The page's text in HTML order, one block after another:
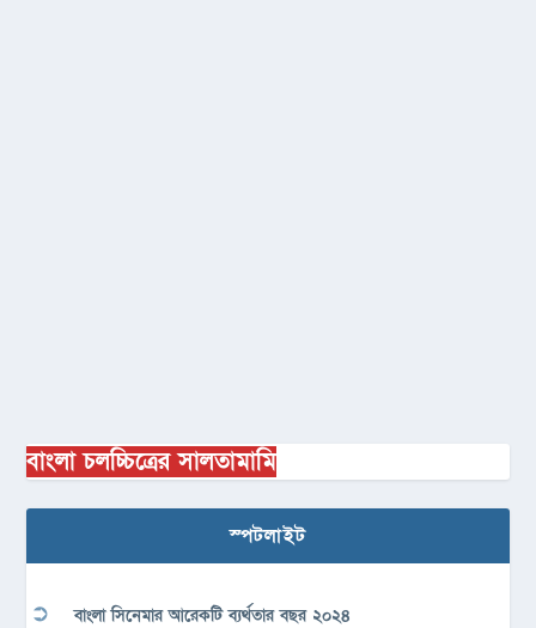
বাংলা চলচ্চিত্রের সালতামামি
স্পটলাইট
বাংলা সিনেমার আরেকটি ব্যর্থতার বছর ২০২৪